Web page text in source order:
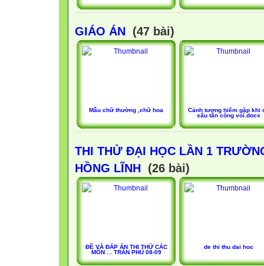
GIÁO ÁN (47 bài)
Mẫu chữ thường ,chữ hoa
Cảnh tượng hiếm gặp khi
sấu tấn công voi.docx
THI THỬ ĐẠI HỌC LẦN 1
HỒNG LĨNH (26 bài)
ĐỀ VÀ ĐÁP ÁN THI THỬ CÁC
MÔN ... TRẦN PHÚ 08-09
de thi thu dai hoc